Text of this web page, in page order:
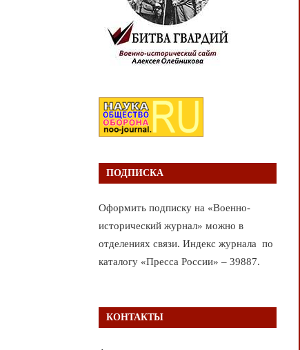
ПОДПИСКА
Оформить подписку на «Военно-
исторический журнал» можно в
отделениях связи. Индекс журнала по
каталогу «Пресса России» – 39887.
КОНТАКТЫ